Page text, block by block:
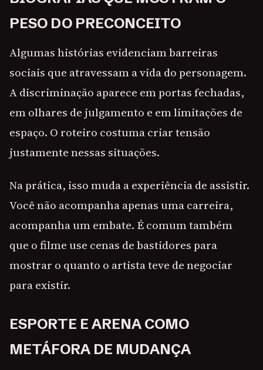
PESO DO PRECONCEITO
Algumas histórias evidenciam barreiras
sociais que atravessam a vida do personagem.
A discriminação aparece em portas fechadas,
em olhares de julgamento e em limitações de
espaço. O roteiro costuma criar tensão
justamente nessas situações.
Na prática, isso muda a experiência de assistir.
Você não acompanha apenas uma carreira,
acompanha um embate. É comum também
que o filme use cenas de bastidores para
mostrar o quanto o artista teve de negociar
para existir.
ESPORTE E ARENA COMO
METÁFORA DE MUDANÇA